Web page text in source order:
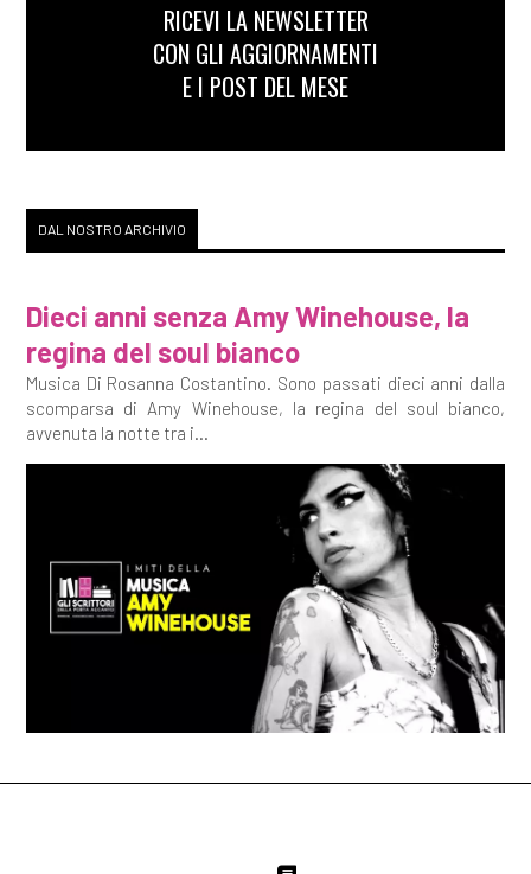
RICEVI LA NEWSLETTER
CON GLI AGGIORNAMENTI
E I POST DEL MESE
DAL NOSTRO ARCHIVIO
Dieci anni senza Amy Winehouse, la
regina del soul bianco
Musica Di Rosanna Costantino. Sono passati dieci anni dalla
scomparsa di Amy Winehouse, la regina del soul bianco,
avvenuta la notte tra i...